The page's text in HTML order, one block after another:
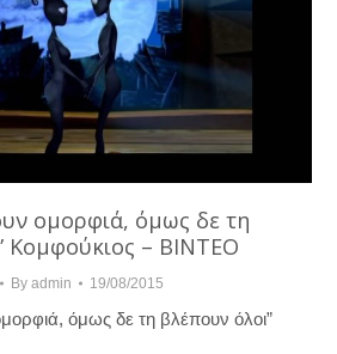
ομορφιά, όμως δε τη
Κομφούκιος – ΒΙΝΤΕΟ
By admin 19/08/2015
όμως δε τη βλέπουν όλοι”